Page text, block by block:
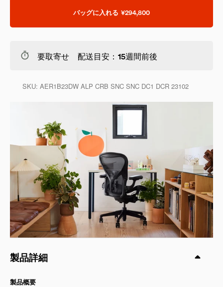
バッグに入れる ¥294,800
要取寄せ 配送目安：15週間前後
SKU: AER1B23DW ALP CRB SNC SNC DC1 DCR 23102
製品詳細
製品概要